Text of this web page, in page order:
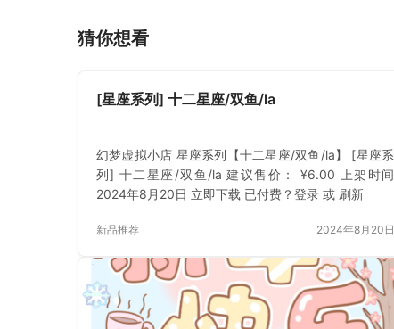
猜你想看
[星座系列] 十二星座/双鱼/la
幻梦虚拟小店 星座系列【十二星座/双鱼/la】 [星座系
列] 十二星座/双鱼/la 建议售价： ¥6.00 上架时间
2024年8月20日 立即下载 已付费？登录 或 刷新
新品推荐 2024年8月20日